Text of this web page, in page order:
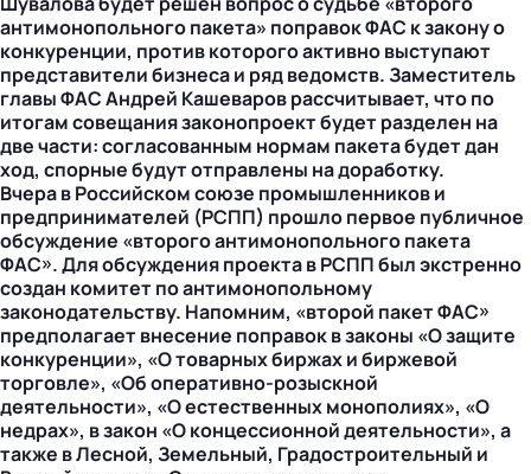
антимонопольного пакета» поправок ФАС к закону о
конкуренции, против которого активно выступают
представители бизнеса и ряд ведомств. Заместитель
главы ФАС Андрей Кашеваров рассчитывает, что по
итогам совещания законопроект будет разделен на
две части: согласованным нормам пакета будет дан
ход, спорные будут отправлены на доработку.
Вчера в Российском союзе промышленников и
предпринимателей (РСПП) прошло первое публичное
обсуждение «второго антимонопольного пакета
ФАС». Для обсуждения проекта в РСПП был экстренно
создан комитет по антимонопольному
законодательству. Напомним, «второй пакет ФАС»
предполагает внесение поправок в законы «О защите
конкуренции», «О товарных биржах и биржевой
торговле», «Об оперативно-розыскной
деятельности», «О естественных монополиях», «О
недрах», в закон «О концессионной деятельности», а
также в Лесной, Земельный, Градостроительный и